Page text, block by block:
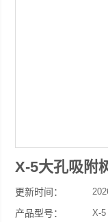
X-5大孔吸附
更新时间：
产品型号： X-5